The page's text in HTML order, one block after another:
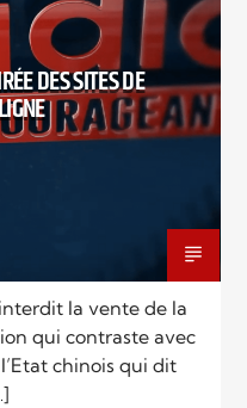
DES SITES DE
la vente de la
qui contraste avec
chinois qui dit